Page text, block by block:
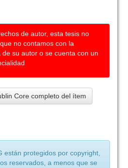
de autor, esta tesis no
no contamos con la
su autor o se cuenta con un
Core completo del ítem
están protegidos por copyright,
reservados, a menos que se